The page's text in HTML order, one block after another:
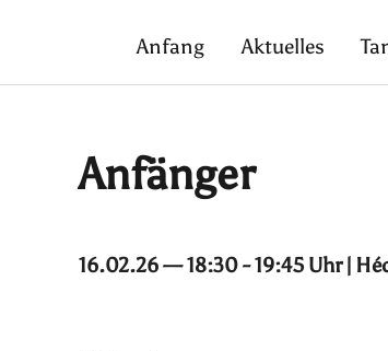
Anfang Aktuelles
Anfänger
16.02.26 — 18:30 - 19:45 Uhr |